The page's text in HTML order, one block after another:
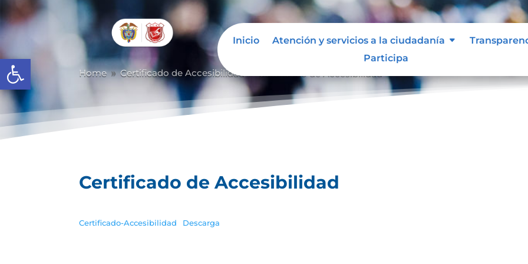
Abrir barra de herramientas
Inicio Atención y servicios a la ciudadanía
Participa
Home 9 Certificado de Accesibilidad
Certificado de Accesibilidad
Certificado-Accesibilidad Descarga